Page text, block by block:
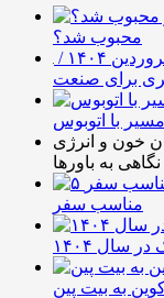
محبوب شد؟
افزایش ۴.۶ درصدی تولید فولاد ایران در فروردین ۱۴۰۴ /
برای صنعت
با اتوبوس
خون و انرژی
به باورها
مناسب سفر
سال ۱۴۰۴
به بیت پین